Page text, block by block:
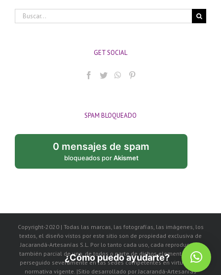
Buscar:
GET SOCIAL
SPAM BLOQUEADO
0 mensajes de spam
bloqueados porAkismet
Copyright-2020 | Todas las marcas, las fotografías, las imágenes, los
textos, el diseño vistos por este sitio son de propiedad exclusiva de
Jacarandá-Artesanías S.L. Por lo tanto cada uso, cada reproducción
también parcial de uno, de todos o parte de dichos elementos, será
perseguido severamente en las sedes competentes en virtud de la
normativa vigente. |Sitio desarrollado por Jacarandá-Artesanías
¿Cómo puedo ayudarte?